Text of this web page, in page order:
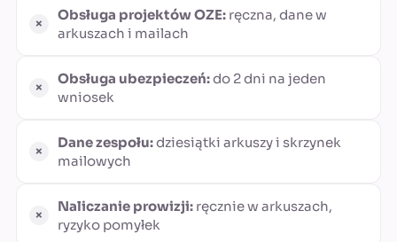
Obsługa projektów OZE: ręczna, dane w
arkuszach i mailach
Obsługa ubezpieczeń:do 2 dni na jeden
wniosek
Dane zespołu:dziesiątki arkuszy i skrzynek
mailowych
Naliczanie prowizji: ręcznie w arkuszach,
ryzyko pomyłek